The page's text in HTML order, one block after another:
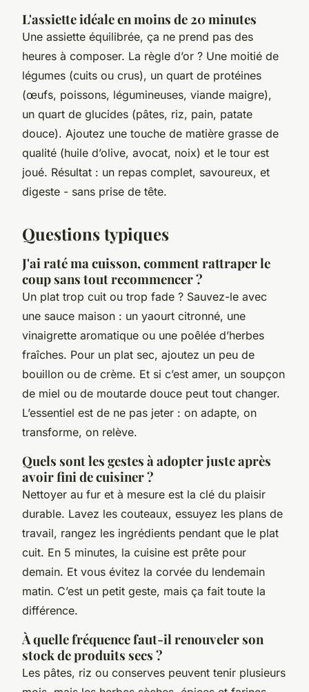
L'assiette idéale en moins de 20 minutes
Une assiette équilibrée, ça ne prend pas des
heures à composer. La règle d’or ? Une moitié de
légumes (cuits ou crus), un quart de protéines
(œufs, poissons, légumineuses, viande maigre),
un quart de glucides (pâtes, riz, pain, patate
douce). Ajoutez une touche de matière grasse de
qualité (huile d’olive, avocat, noix) et le tour est
joué. Résultat : un repas complet, savoureux, et
digeste - sans prise de tête.
Questions typiques
J'ai raté ma cuisson, comment rattraper le
coup sans tout recommencer ?
Un plat trop cuit ou trop fade ? Sauvez-le avec
une sauce maison : un yaourt citronné, une
vinaigrette aromatique ou une poêlée d’herbes
fraîches. Pour un plat sec, ajoutez un peu de
bouillon ou de crème. Et si c’est amer, un soupçon
de miel ou de moutarde douce peut tout changer.
L’essentiel est de ne pas jeter : on adapte, on
transforme, on relève.
Quels sont les gestes à adopter juste après
avoir fini de cuisiner ?
Nettoyer au fur et à mesure est la clé du plaisir
durable. Lavez les couteaux, essuyez les plans de
travail, rangez les ingrédients pendant que le plat
cuit. En 5 minutes, la cuisine est prête pour
demain. Et vous évitez la corvée du lendemain
matin. C’est un petit geste, mais ça fait toute la
différence.
À quelle fréquence faut-il renouveler son
stock de produits secs ?
Les pâtes, riz ou conserves peuvent tenir plusieurs